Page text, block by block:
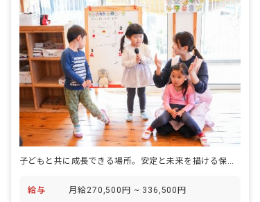
に。そのサポートをすることが私たちの
使命です。
子どもと共に成長できる場所。安定と未来を描ける保育の仕事
給与 月給270,500円 ~ 336,500円